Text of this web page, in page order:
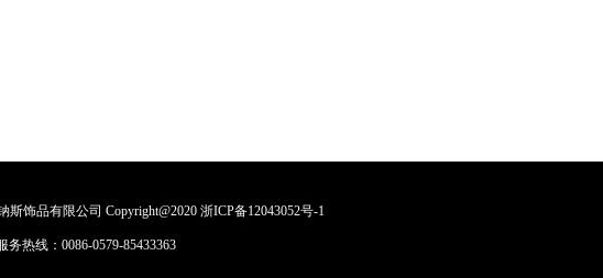
饰品有限公司 Copyright@2020 浙ICP备12043052号-1
务热线：0086-0579-85433363